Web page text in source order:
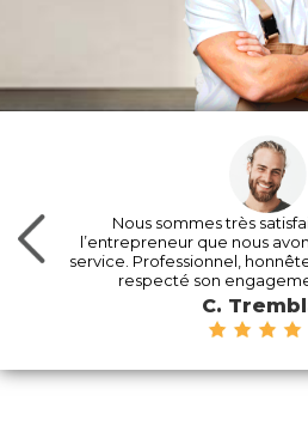
Nous sommes très
l’entrepreneur que nous
service. Professionnel,
respecté son
C.